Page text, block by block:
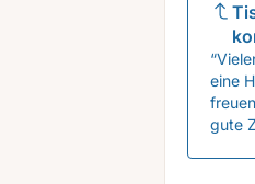
eine
gute